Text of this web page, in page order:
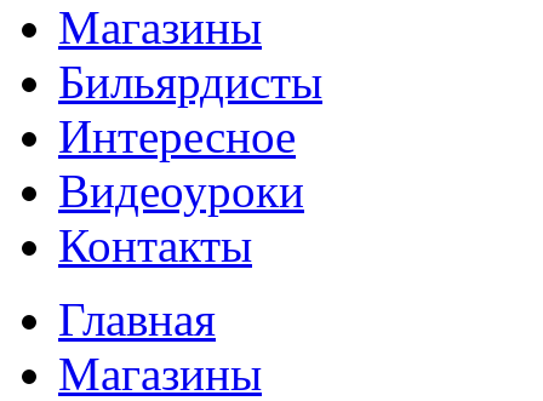
Магазины
Бильярдисты
Интересное
Видеоуроки
Контакты
Главная
Магазины